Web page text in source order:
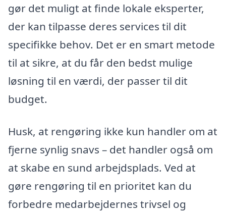
gør det muligt at finde lokale eksperter,
der kan tilpasse deres services til dit
specifikke behov. Det er en smart metode
til at sikre, at du får den bedst mulige
løsning til en værdi, der passer til dit
budget.
Husk, at rengøring ikke kun handler om at
fjerne synlig snavs – det handler også om
at skabe en sund arbejdsplads. Ved at
gøre rengøring til en prioritet kan du
forbedre medarbejdernes trivsel og